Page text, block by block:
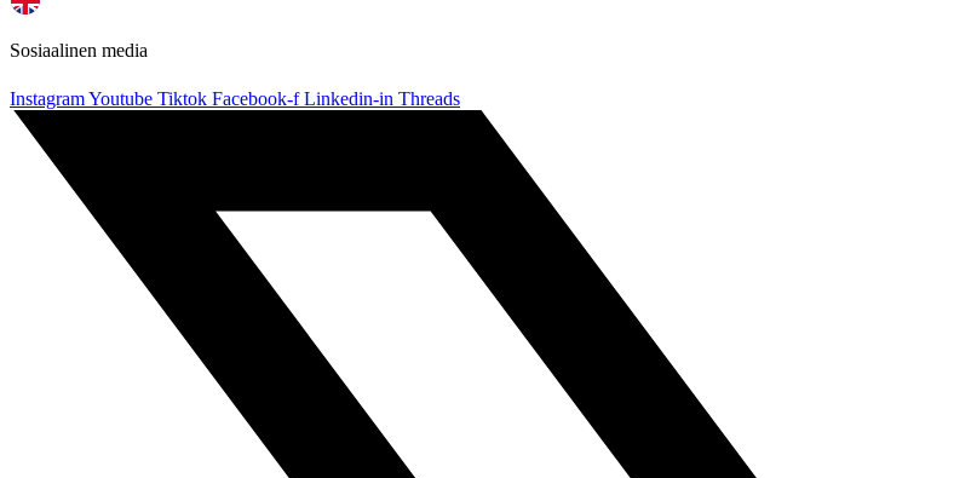
Sosiaalinen media
InstagramYoutube Tiktok Facebook-f Linkedin-in Threads